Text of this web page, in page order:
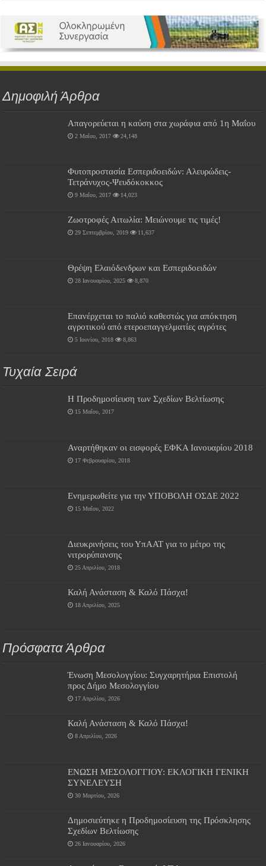
Δημοφιλή Άρθρα
Απαγορεύεται η καύση στα χωράφια από 1η Μαΐου
2 Μαΐου, 2017 24,148
Φυτοπροστασία Εσπεριδοειδών: Αλευρώδεις-
Τετράνυχος-Ψευδόκοκκος
9 Μαΐου, 2017 14,023
Ζωοτροφές Αιτωλία: Μειώνουμε τις τιμές!
29 Σεπτεμβρίου, 2019 11,637
Θρέψη Ελαιόδενδρων και Εσπεριδοειδών
28 Ιανουαρίου, 2025 8,870
Επανέρχεται το παλιό καθεστώς για απόκτηση
αγροτικού από ετεροεπαγγελματίες αγρότες
5 Ιουνίου, 2018 8,863
Τυχαία Σειρά
Η Προδημοσίευση των Σχεδίων Βελτίωσης
15 Μαΐου, 2017
Αναρτήθηκαν οι εισφορές ΕΦΚΑ Ιανουαρίου 2018
17 Φεβρουαρίου, 2018
Ενημερωθείτε για την ΥΠΟΒΟΛΗ ΟΣΔΕ 2022
15 Μαΐου, 2022
Διευκρινήσεις του ΥπΑΑΤ για το μέτρο της
νιτρορύπανσης
25 Απριλίου, 2018
Καλή Ανάσταση & Καλό Πάσχα!
18 Απριλίου, 2025
Πρόσφατα Άρθρα
Ένωση Μεσολογγίου: Συγχαρητήρια Επιστολή
προς Δήμο Μεσολογγίου
17 Απριλίου, 2026
Καλή Ανάσταση & Καλό Πάσχα!
8 Απριλίου, 2026
ΕΝΩΣΗ ΜΕΣΟΛΟΓΓΙΟΥ: ΕΚΛΟΓΙΚΗ ΓΕΝΙΚΗ
ΣΥΝΕΛΕΥΣΗ
30 Μαρτίου, 2026
Δημοσιεύτηκε η Προδημοσίευση της Πρόσκλησης
Σχεδίων Βελτίωσης
26 Ιανουαρίου, 2026